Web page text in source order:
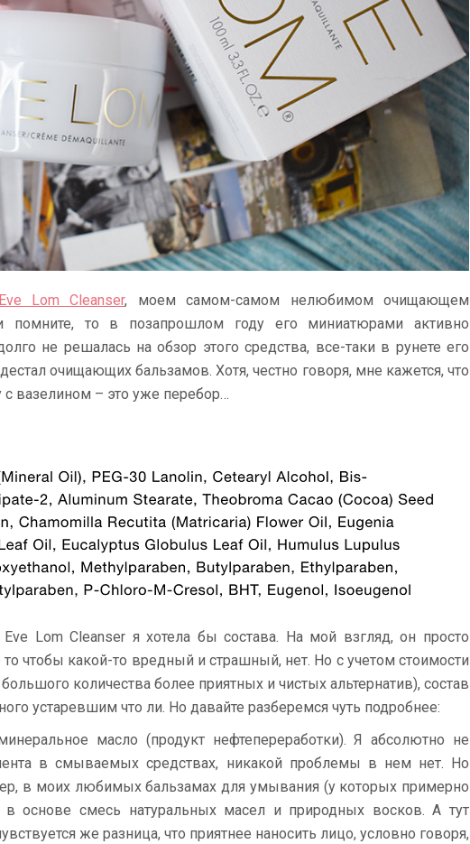
Eve Lom Cleanser, моем самом-самом нелюбимом очищающем
помните, то в позапрошлом году его миниатюрами активно
не решалась на обзор этого средства, все-таки в рунете его
очищающих бальзамов. Хотя, честно говоря, мне кажется, что
с вазелином – это уже перебор…
Lom Cleanser я хотела бы состава. На мой взгляд, он просто
то чтобы какой-то вредный и страшный, нет. Но с учетом стоимости
количества более приятных и чистых альтернатив), состав
устаревшим что ли. Но давайте разберемся чуть подробнее:
масло (продукт нефтепереработки). Я абсолютно не
в смываемых средствах, никакой проблемы в нем нет. Но
в моих любимых бальзамах для умывания (у которых примерно
в основе смесь натуральных масел и природных восков. А тут
же разница, что приятнее наносить лицо, условно говоря,